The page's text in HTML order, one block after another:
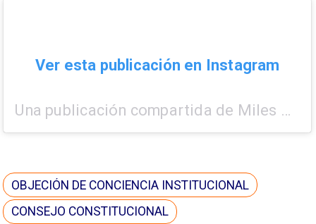
Ver esta publicación en Instagram
Una publicación compartida de Miles Chile (@mileschile)
OBJECIÓN DE CONCIENCIA INSTITUCIONAL
CONSEJO CONSTITUCIONAL